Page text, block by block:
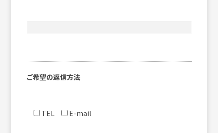
ご希望の返信方法
TEL E-mail